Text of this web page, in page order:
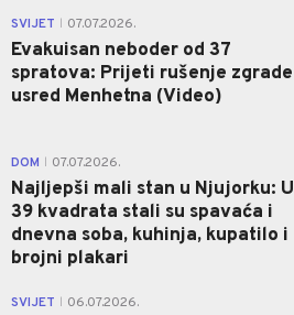
SVIJET 07.07.2026.
Evakuisan neboder od 37
spratova: Prijeti rušenje zgrade
usred Menhetna (Video)
DOM 07.07.2026.
Najljepši mali stan u Njujorku: U
39 kvadrata stali su spavaća i
dnevna soba, kuhinja, kupatilo i
brojni plakari
SVIJET 06.07.2026.